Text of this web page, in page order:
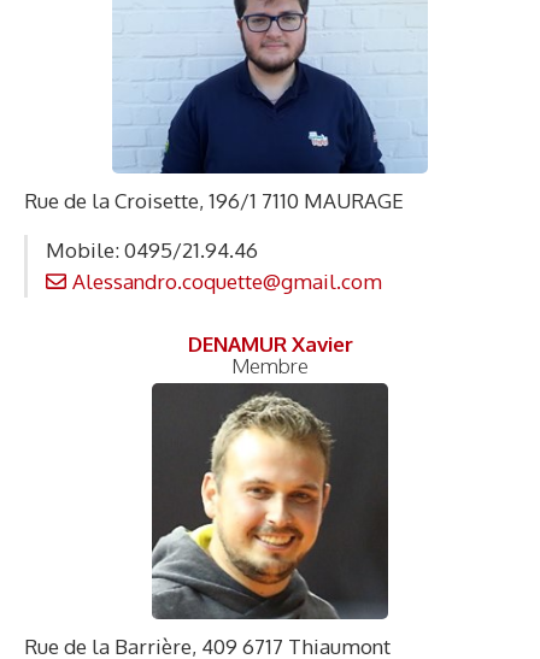
Rue de la Croisette, 196/1 7110 MAURAGE
Mobile: 0495/21.94.46
Alessandro.coquette@gmail.com
DENAMUR Xavier
Membre
Rue de la Barrière, 409 6717 Thiaumont